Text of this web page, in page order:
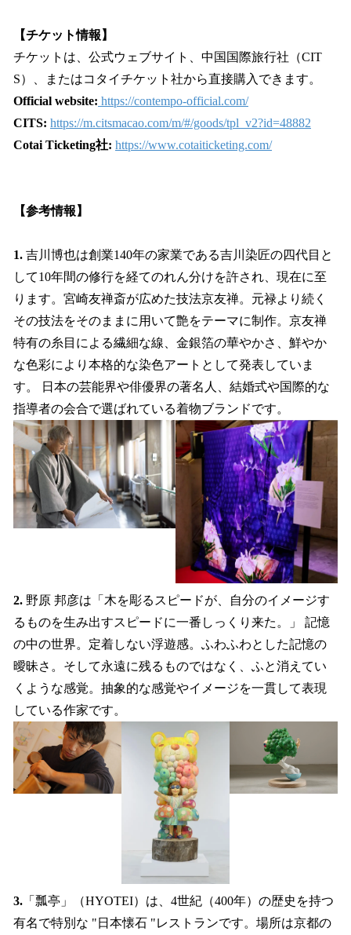
【チケット情報】
チケットは、公式ウェブサイト、中国国際旅行社（CIT
S）、またはコタイチケット社から直接購入できます。
Official website: https://contempo-official.com/
CITS: https://m.citsmacao.com/m/#/goods/tpl_v2?id=48882
Cotai Ticketing社: https://www.cotaiticketing.com/
【参考情報】
1. 吉川博也は創業140年の家業である吉川染匠の四代目と
して10年間の修行を経てのれん分けを許され、現在に至
ります。宮崎友禅斎が広めた技法京友禅。元禄より続く
その技法をそのままに用いて艶をテーマに制作。​京友禅
特有の糸目による繊細な線、金銀箔の華やかさ、鮮やか
な色彩により本格的な染色アートとして発表していま
す。 日本の芸能界や俳優界の著名人、結婚式や国際的な
指導者の会合で選ばれている着物ブランドです。
2. 野原 邦彦は「木を彫るスピードが、自分のイメージす
るものを生み出すスピードに一番しっくり来た。」 ​記憶
の中の世界。定着しない浮遊感。ふわふわとした記憶の
曖昧さ。そして永遠に残るものではなく、ふと消えてい
くような感覚。抽象的な感覚やイメージを一貫して表現
している作家です。
3. 「瓢亭」（HYOTEI）は、4世紀（400年）の歴史を持つ
有名で特別な "日本懐石 "レストランです。場所は京都の